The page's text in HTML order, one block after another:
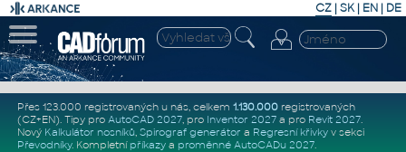
CZ | SK| EN | DE
Přes 123.000 registrovaných u nás, celkem 1.130.000registrovaných
(CZ+EN). Tipy pro AutoCAD 2027, pro Inventor 2027a pro Revit 2027.
Nový Kalkulátor nosníků, Spirograf generátor a Regresní křivkyv sekci
Převodníky. Kompletní příkazya proměnné AutoCADu 2027.